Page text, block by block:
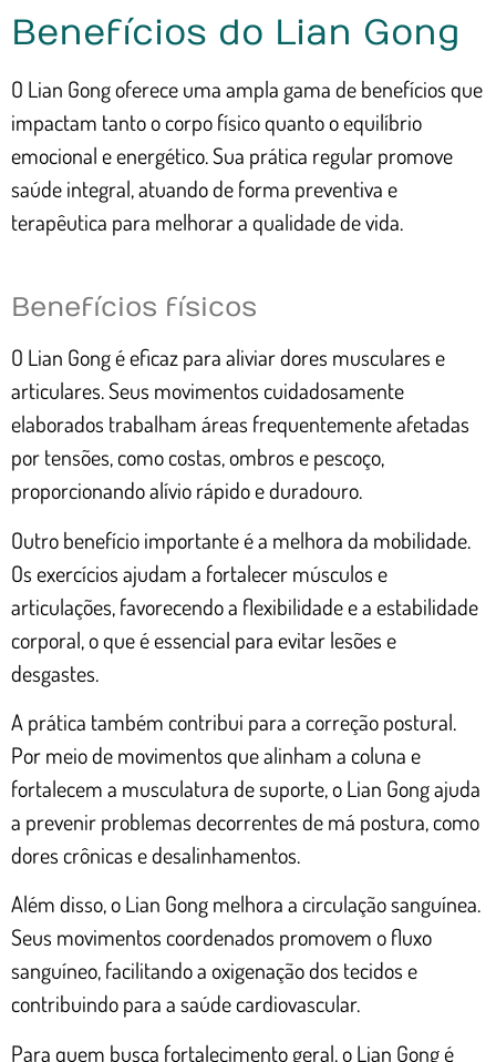
Benefícios do Lian Gong
O Lian Gong oferece uma ampla gama de benefícios que
impactam tanto o corpo físico quanto o equilíbrio
emocional e energético. Sua prática regular promove
saúde integral, atuando de forma preventiva e
terapêutica para melhorar a qualidade de vida.
Benefícios físicos
O Lian Gong é eficaz para aliviar dores musculares e
articulares. Seus movimentos cuidadosamente
elaborados trabalham áreas frequentemente afetadas
por tensões, como costas, ombros e pescoço,
proporcionando alívio rápido e duradouro.
Outro benefício importante é a melhora da mobilidade.
Os exercícios ajudam a fortalecer músculos e
articulações, favorecendo a flexibilidade e a estabilidade
corporal, o que é essencial para evitar lesões e
desgastes.
A prática também contribui para a correção postural.
Por meio de movimentos que alinham a coluna e
fortalecem a musculatura de suporte, o Lian Gong ajuda
a prevenir problemas decorrentes de má postura, como
dores crônicas e desalinhamentos.
Além disso, o Lian Gong melhora a circulação sanguínea.
Seus movimentos coordenados promovem o fluxo
sanguíneo, facilitando a oxigenação dos tecidos e
contribuindo para a saúde cardiovascular.
Para quem busca fortalecimento geral, o Lian Gong é